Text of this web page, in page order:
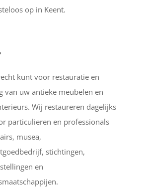
op in Keent.
kunt voor restauratie en
van uw antieke meubelen en
Wij restaureren dagelijks
particulieren en professionals
musea,
stichtingen,
en